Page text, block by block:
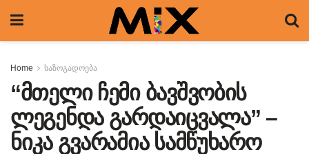
Home საზოგადოება
“მთელი ჩემი ბავშვობის
ლეგენდა გარდაიცვალა” –
ნიკა გვარამია სამწუხარო